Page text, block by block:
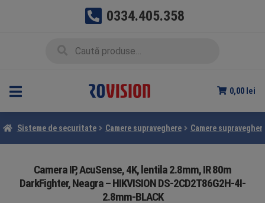
0334.405.358
0,00 lei
Sisteme de securitate Camere supraveghere Camere
Camera IP, AcuSense, 4K, lentila 2.8mm, IR 80m
DarkFighter, Neagra – HIKVISION DS-2CD2T86G2H-4I-
2.8mm-BLACK